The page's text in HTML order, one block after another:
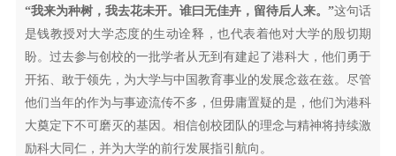
“我来为种树，我去花未开。谁曰无佳卉，留待后人来。”这句话
是钱教授对大学态度的生动诠释，也代表着他对大学的殷切期
盼。过去参与创校的一批学者从无到有建起了港科大，他们勇于
开拓、敢于领先，为大学与中国教育事业的发展念兹在兹。尽管
他们当年的作为与事迹流传不多，但毋庸置疑的是，他们为港科
大奠定下不可磨灭的基因。相信创校团队的理念与精神将持续激
励科大同仁，并为大学的前行发展指引航向。